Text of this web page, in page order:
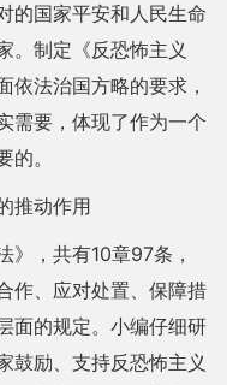
的国家平安和人民生命
。制定《反恐怖主义
依法治国方略的要求，
需要，体现了作为一个
。
推动作用
》，共有10章97条，
作、应对处置、保障措
面的规定。小编仔细研
鼓励、支持反恐怖主义